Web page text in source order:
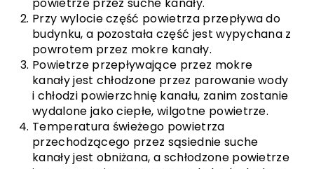
Przy wylocie część powietrza przepływa do
budynku, a pozostała część jest wypychana z
powrotem przez mokre kanały.
Powietrze przepływające przez mokre
kanały jest chłodzone przez parowanie wody
i chłodzi powierzchnię kanału, zanim zostanie
wydalone jako ciepłe, wilgotne powietrze.
Temperatura świeżego powietrza
przechodzącego przez sąsiednie suche
kanały jest obniżana, a schłodzone powietrze